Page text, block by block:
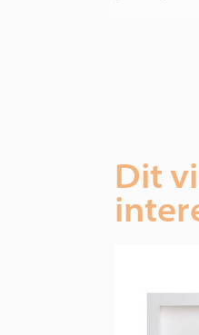
In
wij
Dit